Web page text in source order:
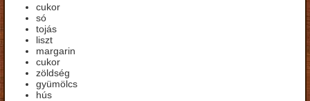
cukor
só
tojás
liszt
margarin
cukor
zöldség
gyümölcs
hús